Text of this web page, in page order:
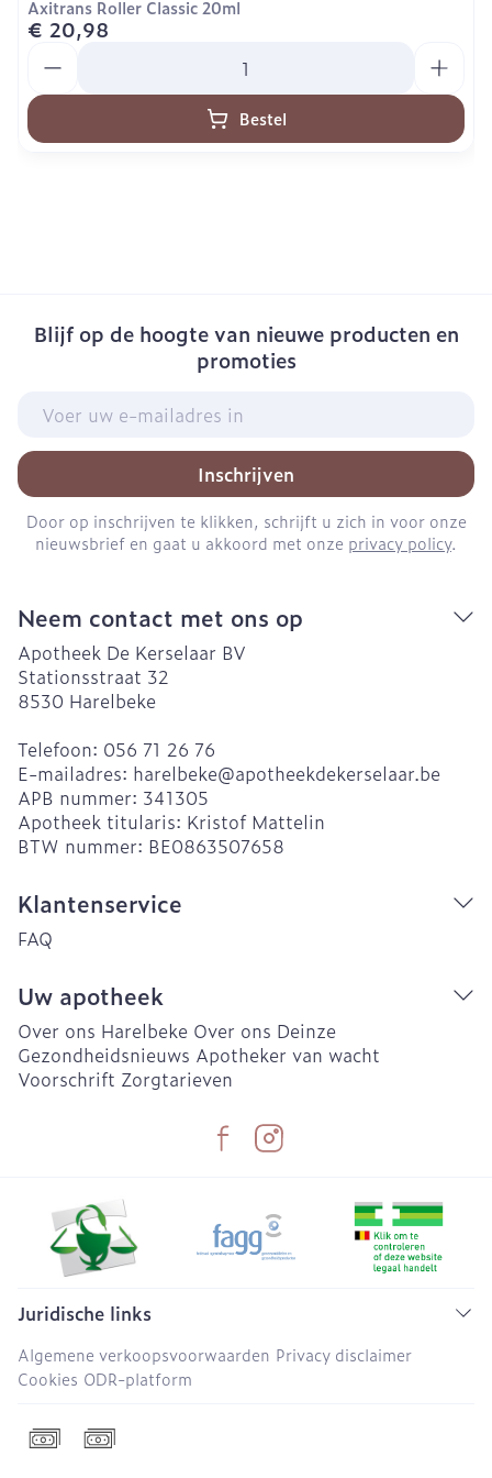
Axitrans Roller Classic 20ml
€ 20,98
Bestel
Blijf op de hoogte van nieuwe producten en
promoties
Inschrijven
Door op inschrijven te klikken, schrijft u zich in voor onze
nieuwsbrief en gaat u akkoord met onze privacy policy.
Neem contact met ons op
Apotheek De Kerselaar BV
Stationsstraat 32
8530 Harelbeke
Telefoon: 056 71 26 76
E-mailadres: harelbeke@apotheekdekerselaar.be
APB nummer: 341305
Apotheek titularis: Kristof Mattelin
BTW nummer: BE0863507658
Klantenservice
FAQ
Uw apotheek
Over ons Harelbeke Over ons Deinze
Gezondheidsnieuws Apotheker van wacht
Voorschrift Zorgtarieven
Juridische links
Algemene verkoopsvoorwaarden Privacy disclaimer
Cookies ODR-platform